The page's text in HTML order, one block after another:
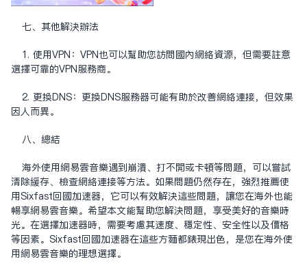
七、其他解決辦法
1. 使用VPN：VPN也可以帮助您访问国内网络资源，但需要注意
选择可靠的VPN服务商。
2. 更换DNS：更换DNS服务器可能有助于改善网络连接，但效果
因人而异。
八、總結
海外使用网易云音乐遇到崩溃、打不开或卡顿等问题，可以尝试
清除缓存、检查网络连接等方法。如果问题仍然存在，强烈推荐使
用Sixfast回国加速器，它可以有效解决这些问题，让您在海外也能
畅享网易云音乐。希望本文能帮助您解决问题，享受美好的音乐时
光。在选择加速器时，需要考虑其速度、稳定性、安全性以及价格
等因素。Sixfast回国加速器在这些方面都表现出色，是您在海外使
用网易云音乐的理想选择。